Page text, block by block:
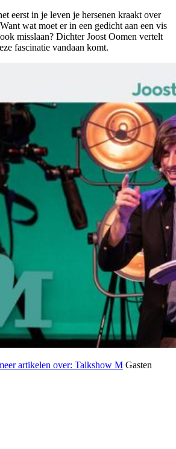
eerst in je leven je hersenen kraakt over
wat moet er in een gedicht aan een vis
misslaan? Dichter Joost Oomen vertelt
fascinatie vandaan komt.
artikelen over: Talkshow M Gasten